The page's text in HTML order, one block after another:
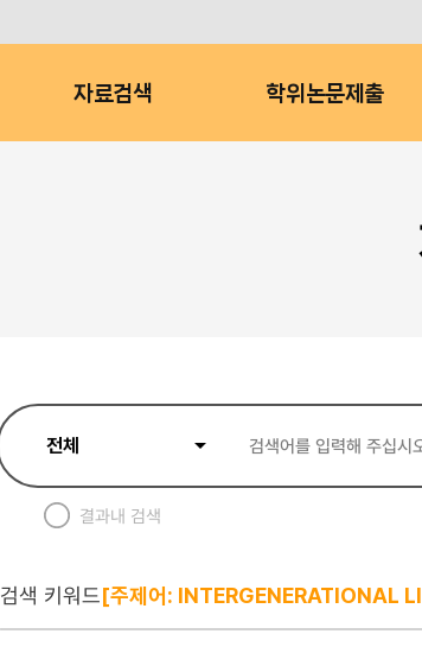
자료검색 학위논문제출
결과내 검색
검색 키워드[주제어: INTERGENERATIONAL